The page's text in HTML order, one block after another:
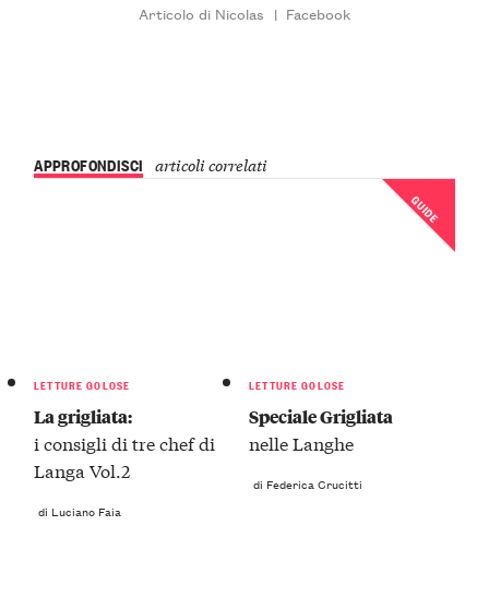
Articolo di Nicolas | Facebook
APPROFONDISCI articoli correlati
LETTURE GOLOSE
La grigliata:
i consigli di tre chef di
Langa Vol.2
di Luciano Faia
GUIDE
LETTURE GOLOSE
Speciale Grigliata
nelle Langhe
di Federica Crucitti